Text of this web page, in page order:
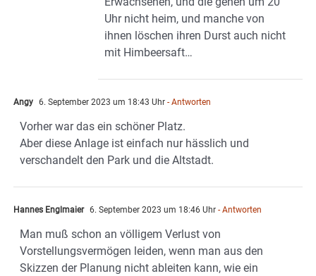
Uhr nicht heim, und manche von
ihnen löschen ihren Durst auch nicht
mit Himbeersaft…
Angy 6. September 2023 um 18:43 Uhr - Antworten
Vorher war das ein schöner Platz.
Aber diese Anlage ist einfach nur hässlich und
verschandelt den Park und die Altstadt.
Hannes Englmaier 6. September 2023 um 18:46 Uhr - Antworten
Man muß schon an völligem Verlust von
Vorstellungsvermögen leiden, wenn man aus den
Skizzen der Planung nicht ableiten kann, wie ein